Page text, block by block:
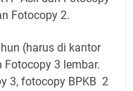
Fotocopy 2.
(harus di kantor
3 lembar.
3, fotocopy BPKB 2